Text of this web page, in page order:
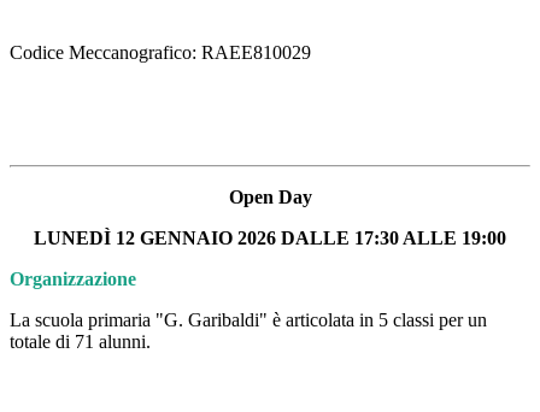
Codice Meccanografico: RAEE810029
Open Day
LUNEDÌ 12 GENNAIO 2026 DALLE 17:30 ALLE 19:00
Organizzazione
La scuola primaria "G. Garibaldi" è articolata in 5 classi per un
totale di 71 alunni.